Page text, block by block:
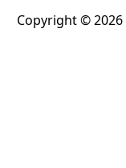
Copyright © 2026